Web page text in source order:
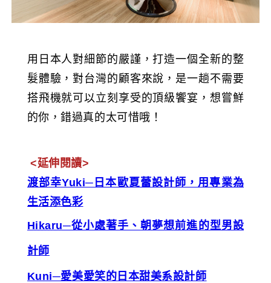
用日本人對細節的嚴謹，打造一個全新的整
髮體驗，對台灣的顧客來說，是一趟不需要
搭飛機就可以立刻享受的頂級饗宴，想嘗鮮
的你，錯過真的太可惜哦！
<延伸閱讀>
渡部幸Yuki─日本歐夏蕾設計師，用專業為
生活添色彩
Hikaru─從小處著手、朝夢想前進的型男設
計師
Kuni─愛美愛笑的日本甜美系設計師